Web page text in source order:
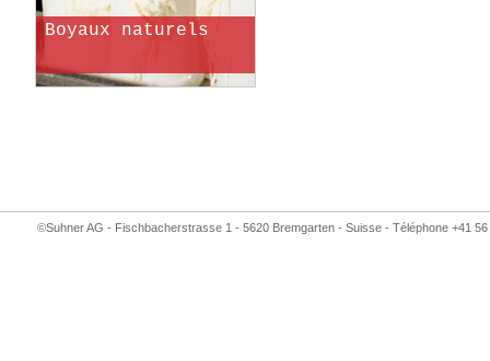
Boyaux naturels
©Suhner AG - Fischbacherstrasse 1 - 5620 Bremgarten - Suisse - Téléphone +41